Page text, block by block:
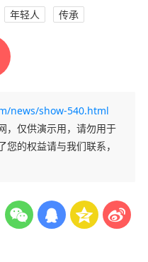
年轻人 传承
news/show-540.html
，仅供演示用，请勿用于
的权益请与我们联系，